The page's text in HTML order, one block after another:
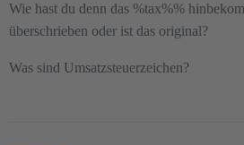
Wie hast du denn das %tax%%
überschrieben oder ist das original?
Was sind Umsatzsteuerzeichen?